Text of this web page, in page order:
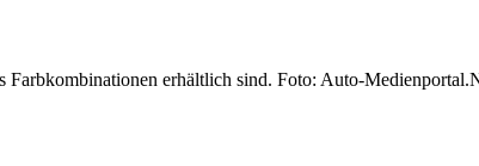
Farbkombinationen erhältlich sind. Foto: Auto-